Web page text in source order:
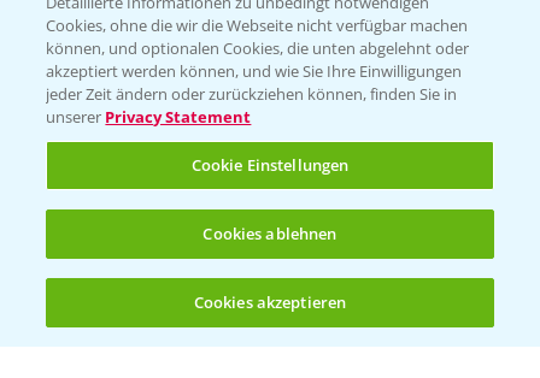
(noch 4)
Folgen Sie uns
Allgemeine Nutzungsbedingungen
Datenschutzerklärung
Cookies, ohne die wir die Webseite nicht verfügbar machen
können, und optionalen Cookies, die unten abgelehnt oder
akzeptiert werden können, und wie Sie Ihre Einwilligungen
jeder Zeit ändern oder zurückziehen können, finden Sie in
unserer Privacy Statement
Cookie Einstellungen
Cookies ablehnen
Cookies akzeptieren